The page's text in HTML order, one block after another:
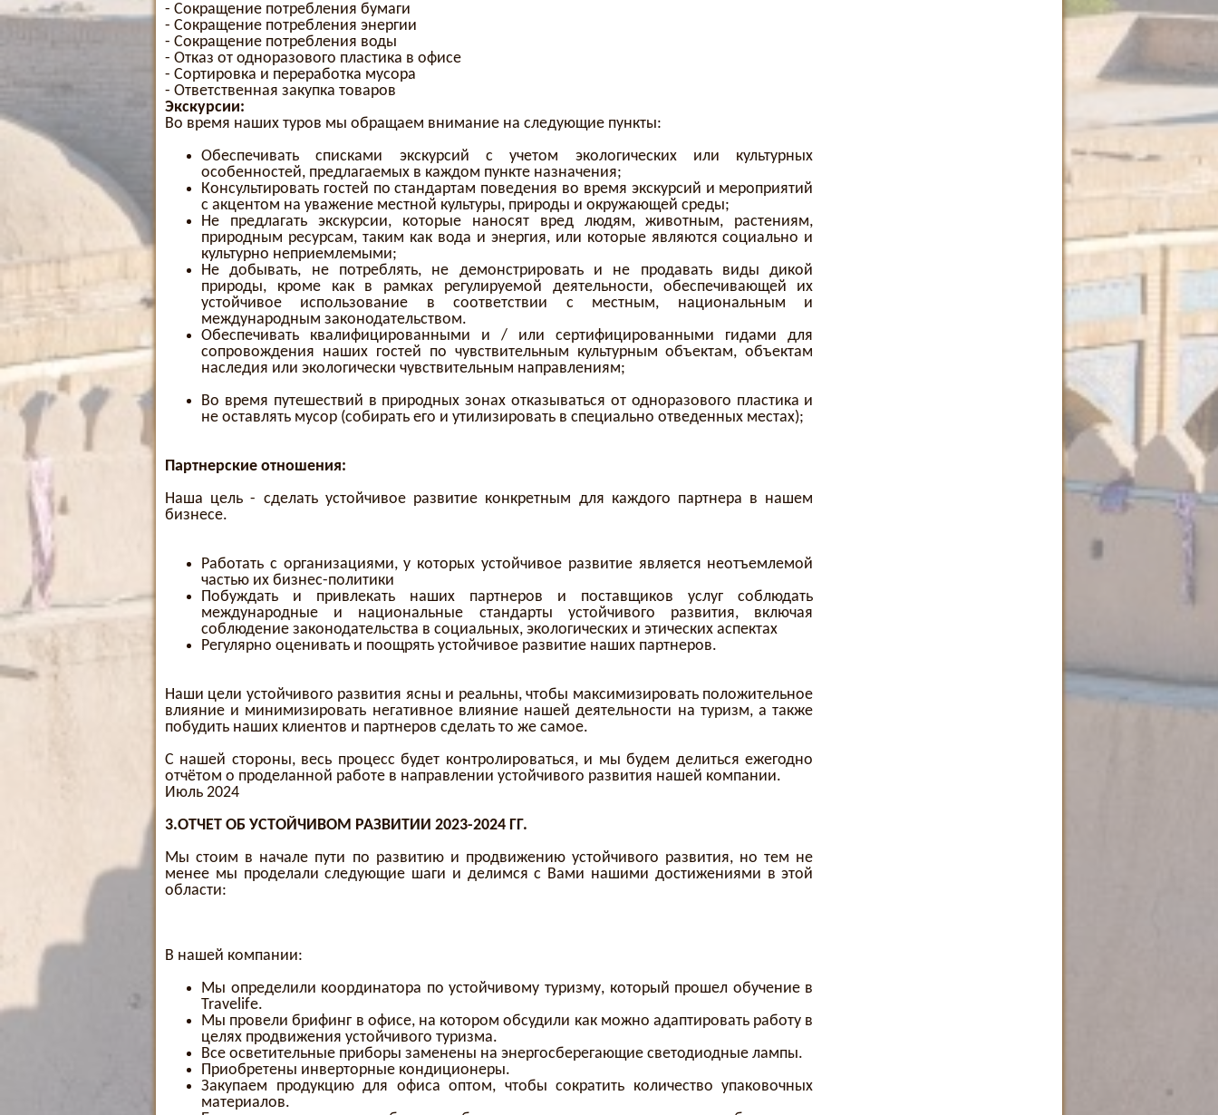
- Сокращение потребления бумаги
- Сокращение потребления энергии
- Сокращение потребления воды
- Отказ от одноразового пластика в офисе
- Сортировка и переработка мусора
- Ответственная закупка товаров
Экскурсии:
Во время наших туров мы обращаем внимание на следующие пункты:
Обеспечивать списками экскурсий с учетом экологических или культурных
особенностей, предлагаемых в каждом пункте назначения;
Консультировать гостей по стандартам поведения во время экскурсий и мероприятий
с акцентом на уважение местной культуры, природы и окружающей среды;
Не предлагать экскурсии, которые наносят вред людям, животным, растениям,
природным ресурсам, таким как вода и энергия, или которые являются социально и
культурно неприемлемыми;
Не добывать, не потреблять, не демонстрировать и не продавать виды дикой
природы, кроме как в рамках регулируемой деятельности, обеспечивающей их
устойчивое использование в соответствии с местным, национальным и
международным законодательством.
Обеспечивать квалифицированными и / или сертифицированными гидами для
сопровождения наших гостей по чувствительным культурным объектам, объектам
наследия или экологически чувствительным направлениям;
Во время путешествий в природных зонах отказываться от одноразового пластика и
не оставлять мусор (собирать его и утилизировать в специально отведенных местах);
Партнерские отношения:
Наша цель - сделать устойчивое развитие конкретным для каждого партнера в нашем
бизнесе.
Работать с организациями, у которых устойчивое развитие является неотъемлемой
частью их бизнес-политики
Побуждать и привлекать наших партнеров и поставщиков услуг соблюдать
международные и национальные стандарты устойчивого развития, включая
соблюдение законодательства в социальных, экологических и этических аспектах
Регулярно оценивать и поощрять устойчивое развитие наших партнеров.
Наши цели устойчивого развития ясны и реальны, чтобы максимизировать положительное
влияние и минимизировать негативное влияние нашей деятельности на туризм, а также
побудить наших клиентов и партнеров сделать то же самое.
С нашей стороны, весь процесс будет контролироваться, и мы будем делиться ежегодно
отчётом о проделанной работе в направлении устойчивого развития нашей компании.
Июль 2024
3.ОТЧЕТ ОБ УСТОЙЧИВОМ РАЗВИТИИ 2023-2024 ГГ.
Мы стоим в начале пути по развитию и продвижению устойчивого развития, но тем не
менее мы проделали следующие шаги и делимся с Вами нашими достижениями в этой
области:
В нашей компании:
Мы определили координатора по устойчивому туризму, который прошел обучение в
Travelife.
Мы провели брифинг в офисе, на котором обсудили как можно адаптировать работу в
целях продвижения устойчивого туризма.
Все осветительные приборы заменены на энергосберегающие светодиодные лампы.
Приобретены инверторные кондиционеры.
Закупаем продукцию для офиса оптом, чтобы сократить количество упаковочных
материалов.